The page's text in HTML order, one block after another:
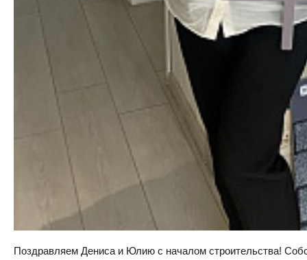
Поздравляем Дениса и Юлию с началом строительства!